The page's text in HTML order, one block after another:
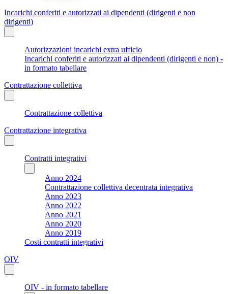
Incarichi conferiti e autorizzati ai dipendenti (dirigenti e non
dirigenti)
Autorizzazioni incarichi extra ufficio
Incarichi conferiti e autorizzati ai dipendenti (dirigenti e non) -
in formato tabellare
Contrattazione collettiva
Contrattazione collettiva
Contrattazione integrativa
Contratti integrativi
Anno 2024
Contrattazione collettiva decentrata integrativa
Anno 2023
Anno 2022
Anno 2021
Anno 2020
Anno 2019
Costi contratti integrativi
OIV
OIV - in formato tabellare